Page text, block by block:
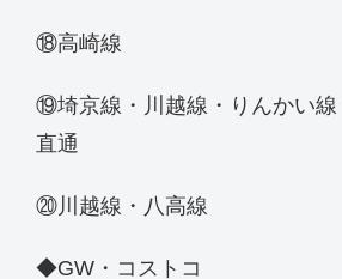
⑱高崎線
⑲埼京線・川越線・りんかい線
直通
⑳川越線・八高線
◆GW・コストコ